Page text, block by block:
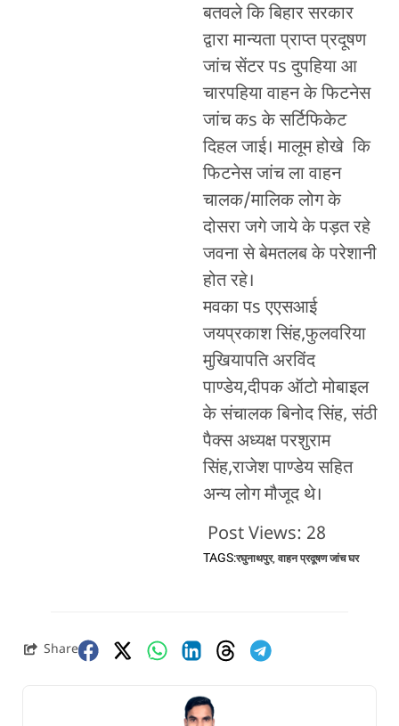
बतवले कि बिहार सरकार
द्वारा मान्यता प्राप्त प्रदूषण
जांच सेंटर पs दुपहिया आ
चारपहिया वाहन के फिटनेस
जांच कs के सर्टिफिकेट
दिहल जाई। मालूम होखे कि
फिटनेस जांच ला वाहन
चालक/मालिक लोग के
दोसरा जगे जाये के पड़त रहे
जवना से बेमतलब के परेशानी
होत रहे।
मवका पs एएसआई
जयप्रकाश सिंह,फुलवरिया
मुखियापति अरविंद
पाण्डेय,दीपक ऑटो मोबाइल
के संचालक बिनोद सिंह, संठी
पैक्स अध्यक्ष परशुराम
सिंह,राजेश पाण्डेय सहित
अन्य लोग मौजूद थे।
Post Views: 28
TAGS:रघुनाथपुर, वाहन प्रदूषण जांच घर
Share